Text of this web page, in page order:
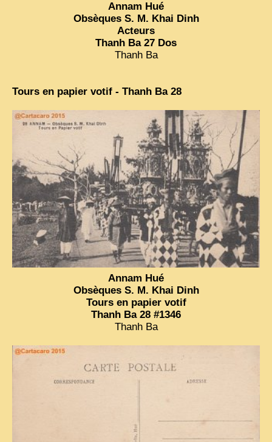
Annam Hué
Obsèques S. M. Khai Dinh
Acteurs
Thanh Ba 27 Dos
Thanh Ba
Tours en papier votif - Thanh Ba 28
Annam Hué
Obsèques S. M. Khai Dinh
Tours en papier votif
Thanh Ba 28 #1346
Thanh Ba